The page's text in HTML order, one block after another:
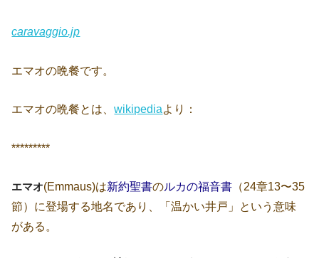
caravaggio.jp
エマオの晩餐です。
エマオの晩餐とは、wikipediaより：
*********
エマオ(Emmaus)は新約聖書のルカの福音書 （24章13〜35
節）に登場する地名であり、「温かい井戸」という意味
がある。